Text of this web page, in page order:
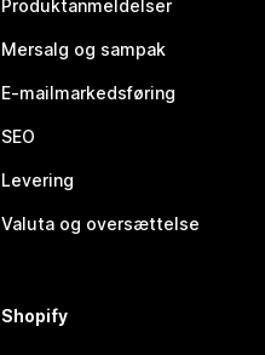
Produktanmeldelser
Mersalg og sampak
E-mailmarkedsføring
SEO
Levering
Valuta og oversættelse
Shopify